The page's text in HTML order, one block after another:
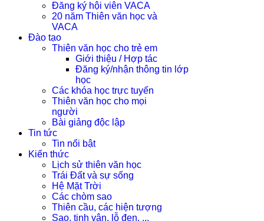
Đăng ký hội viên VACA
20 năm Thiên văn học và
VACA
Đào tạo
Thiên văn học cho trẻ em
Giới thiệu / Hợp tác
Đăng ký/nhận thông tin lớp
học
Các khóa học trực tuyến
Thiên văn học cho mọi
người
Bài giảng độc lập
Tin tức
Tin nổi bật
Kiến thức
Lịch sử thiên văn học
Trái Đất và sự sống
Hệ Mặt Trời
Các chòm sao
Thiên cầu, các hiện tượng
Sao, tinh vân, lỗ đen, ...